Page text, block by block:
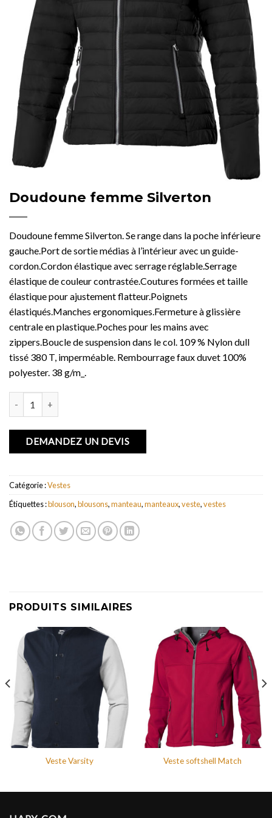
Doudoune femme Silverton
Doudoune femme Silverton. Se range dans la poche inférieure
gauche.Port de sortie médias à l’intérieur avec un guide-
cordon.Cordon élastique avec serrage réglable.Serrage
élastique de couleur contrastée.Coutures formées et taille
élastique pour ajustement flatteur.Poignets
élastiqués.Manches ergonomiques.Fermeture à glissière
centrale en plastique.Poches pour les mains avec
zippers.Boucle de suspension dans le col. 109 % Nylon dull
tissé 380 T, imperméable. Rembourrage faux duvet 100%
polyester. 38 g/m_.
DEMANDEZ UN DEVIS
Catégorie :Vestes
Étiquettes :blouson,blousons,manteau,manteaux,veste,vestes
PRODUITS SIMILAIRES
Veste Varsity Veste softshell Match